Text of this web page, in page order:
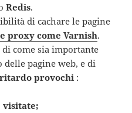
Redis.
di cachare le pagine
proxy come Varnish.
come sia importante
pagine web, e di
ritardo provochi :
visitate;